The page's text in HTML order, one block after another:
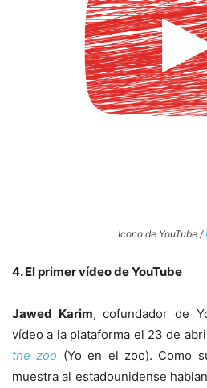
Icono de YouTube /
4. El primer vídeo de YouTube
Jawed Karim, cofundador de
vídeo a la plataforma el 23 de
the zoo (Yo en el zoo). Como
muestra al estadounidense